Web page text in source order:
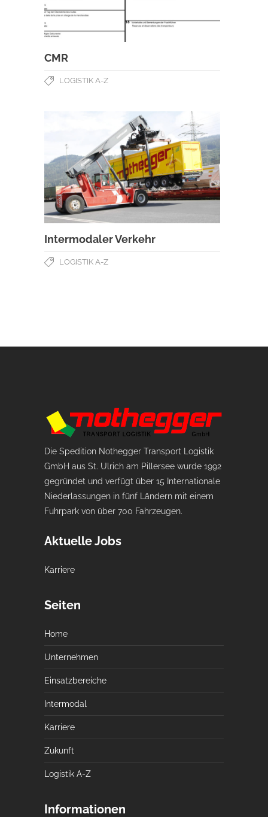
CMR
LOGISTIK A-Z
Intermodaler Verkehr
LOGISTIK A-Z
Die Spedition Nothegger Transport Logistik
GmbH aus St. Ulrich am Pillersee wurde 1992
gegründet und verfügt über 15 Internationale
Niederlassungen in fünf Ländern mit einem
Fuhrpark von über 700 Fahrzeugen.
Aktuelle Jobs
Karriere
Seiten
Home
Unternehmen
Einsatzbereiche
Intermodal
Karriere
Zukunft
Logistik A-Z
Informationen